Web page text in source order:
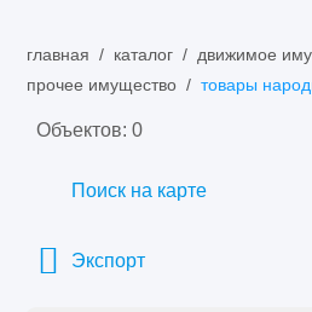
главная / каталог / движимое
прочее имущество / товары
Объектов: 0
Поиск на карте
Экспорт